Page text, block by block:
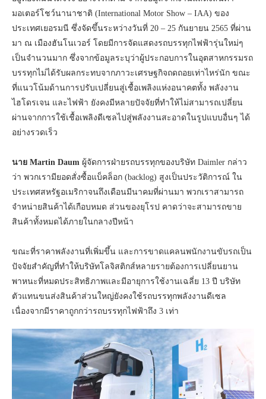
มอเตอร์โชว์นานาชาติ (International Motor Show – IAA) ของ
ประเทศเยอรมนี ซึ่งจัดขึ้นระหว่างวันที่ 20 – 25 กันยายน 2565 ที่ผ่าน
มา ณ เมืองฮันโนเวอร์ โดยมีการจัดแสดงรถบรรทุกไฟฟ้ารุ่นใหม่ๆ
เป็นจำนวนมาก ซึ่งจากข้อมูลระบุว่าผู้ประกอบการในอุตสาหกรรมรถ
บรรทุกไม่ได้รับผลกระทบจากภาวะเศรษฐกิจถดถอยเท่าไหร่นัก ขณะ
ที่แนวโน้มด้านการปรับเปลี่ยนสู่เชื้อเพลิงแห่งอนาคตทั้ง พลังงาน
ไฮโดรเจน และไฟฟ้า ยังคงมีหลายปัจจัยที่ทำให้ไม่สามารถเปลี่ยน
ผ่านจากการใช้เชื้อเพลิงดีเซลไปสู่พลังงานสะอาดในรูปแบบอื่นๆ ได้
อย่างรวดเร็ว
นาย Martin Daum ผู้จัดการฝ่ายรถบรรทุกของบริษัท Daimler กล่าว
ว่า พวกเรามียอดสั่งซื้อแบ็คล็อก (backlog) สูงเป็นประวัติการณ์ ใน
ประเทศสหรัฐอเมริกาจนถึงเดือนมีนาคมที่ผ่านมา พวกเราสามารถ
จำหน่ายสินค้าได้เกือบหมด ส่วนของยุโรป คาดว่าจะสามารถขาย
สินค้าทั้งหมดได้ภายในกลางปีหน้า
ขณะที่ราคาพลังงานที่เพิ่มขึ้น และการขาดแคลนพนักงานขับรถเป็น
ปัจจัยสำคัญที่ทำให้บริษัทโลจิสติกส์หลายรายต้องการเปลี่ยนยาน
พาหนะที่หมดประสิทธิภาพและมีอายุการใช้งานเฉลี่ย 13 ปี บริษัท
ตัวแทนขนส่งสินค้าส่วนใหญ่ยังคงใช้รถบรรทุกพลังงานดีเซล
เนื่องจากมีราคาถูกกว่ารถบรรทุกไฟฟ้าถึง 3 เท่า